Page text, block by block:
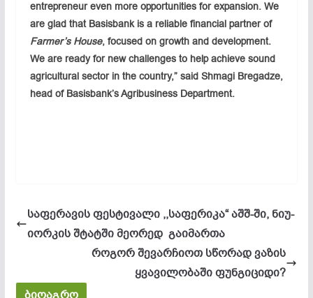
entrepreneur even more opportunities for expansion. We
are glad that Basisbank is a reliable financial partner of
Farmer’s House, focused on growth and development.
We are ready for new challenges to help achieve sound
agricultural sector in the country,” said Shmagi Bregadze,
head of Basisbank’s Agribusiness Department.
საფერავის ფესტივალი ,,საფერიკა“ აშშ-ში, ნიუ-
იორკის შტატში მეორედ გაიმართა
როგორ შევარჩიოთ სწორად ვაზის
ყვავილობაში ფუნგიციდი?
ბიოაგრო